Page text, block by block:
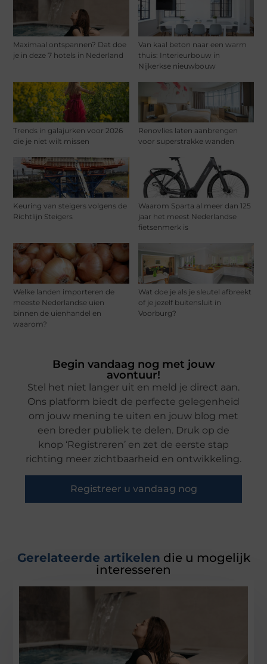
Maximaal ontspannen? Dat doe
je in deze 7 hotels in Nederland
Van kaal beton naar een warm
thuis: Interieurbouw in
Nijkerkse nieuwbouw
Trends in galajurken voor 2026
die je niet wilt missen
Renovlies laten aanbrengen
voor superstrakke wanden
Keuring van steigers volgens de
Richtlijn Steigers
Waarom Sparta al meer dan 125
jaar het meest Nederlandse
fietsenmerk is
Welke landen importeren de
meeste Nederlandse uien
binnen de uienhandel en
waarom?
Wat doe je als je sleutel afbreekt
of je jezelf buitensluit in
Voorburg?
Begin vandaag nog met jouw
avontuur!
Stel het niet langer uit en meld je direct aan.
Ons platform biedt de perfecte gelegenheid
om jouw mening te uiten en jouw blog met
een breder publiek te delen. Druk op de
knop ‘Registreren’ en zet de eerste stap
richting meer zichtbaarheid en ontwikkeling.
Registreer u vandaag nog
Gerelateerde artikelen die u mogelijk
interesseren